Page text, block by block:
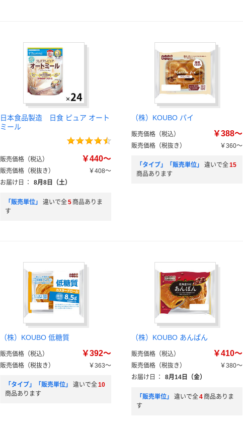
日本食品製造 日食 ピュア オート
ミール
販売価格（税込） ￥440～
販売価格（税抜き）
￥408～
お届け日
： 8月8日（土）
「販売単位」 違いで全5 商品ありま
す
（株）KOUBO パイ
販売価格（税込） ￥388～
販売価格（税抜き） ￥360～
「タイプ」「販売単位」 違いで全15
商品あります
（株）KOUBO 低糖質
販売価格（税込） ￥392～
販売価格（税抜き） ￥363～
「タイプ」「販売単位」 違いで全10
商品あります
（株）KOUBO あんぱん
販売価格（税込） ￥410～
販売価格（税抜き）
￥380～
お届け日
： 8月14日（金）
「販売単位」 違いで全4 商品ありま
す